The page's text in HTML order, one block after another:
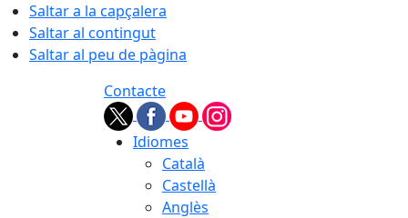
Saltar a la capçalera
Saltar al contingut
Saltar al peu de pàgina
Contacte
Idiomes
Català
Castellà
Anglès